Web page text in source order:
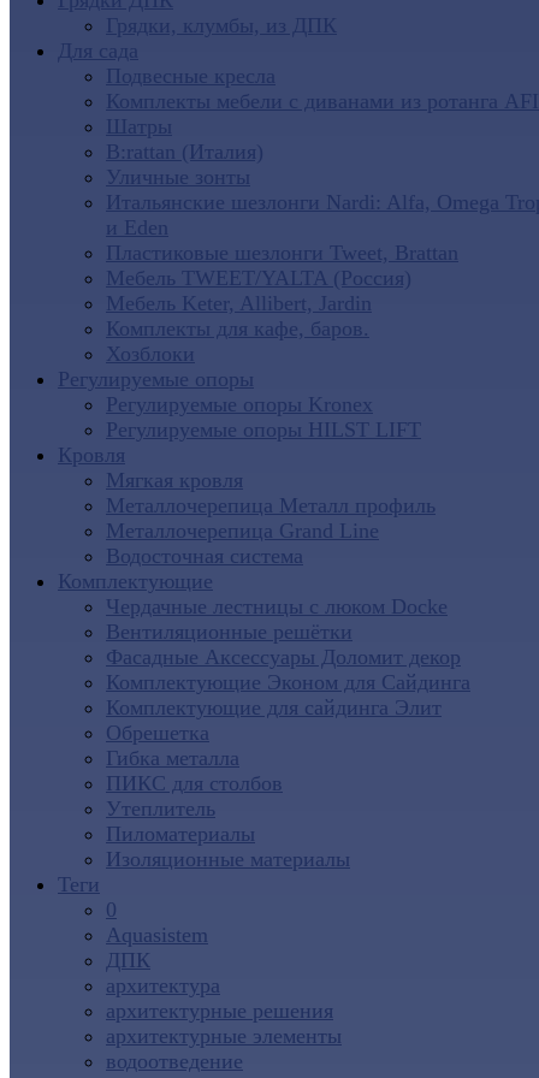
Грядки, клумбы, из ДПК
Для сада
Подвесные кресла
Комплекты мебели с диванами из ротанга
Шатры
B:rattan (Италия)
Уличные зонты
Итальянские шезлонги Nardi: Alfa, Omega
и Eden
Пластиковые шезлонги Tweet, Brattan
Мебель TWEET/YALTA (Россия)
Мебель Keter, Allibert, Jardin
Комплекты для кафе, баров.
Хозблоки
Регулируемые опоры
Регулируемые опоры Kronex
Регулируемые опоры HILST LIFT
Кровля
Мягкая кровля
Металлочерепица Металл профиль
Металлочерепица Grand Line
Водосточная система
Комплектующие
Чердачные лестницы с люком Docke
Вентиляционные решётки
Фасадные Аксессуары Доломит декор
Комплектующие Эконом для Сайдинга
Комплектующие для cайдинга Элит
Обрешетка
Гибка металла
ПИКС для столбов
Утеплитель
Пиломатериалы
Изоляционные материалы
Теги
0
Aquasistem
ДПК
архитектура
архитектурные решения
архитектурные элементы
водоотведение